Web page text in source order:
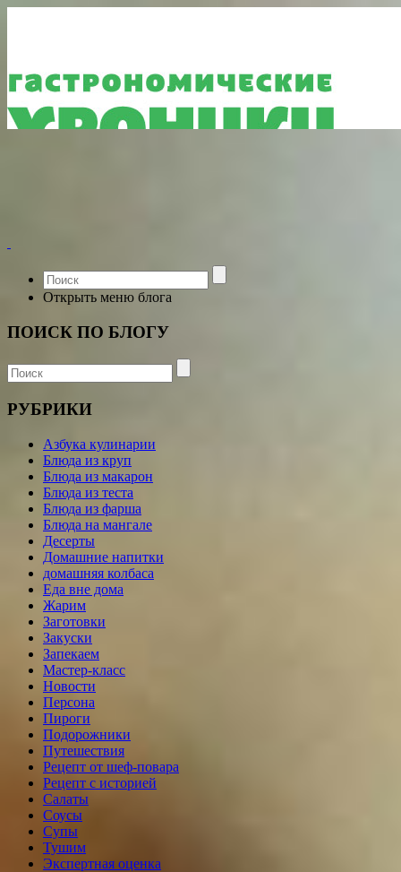
Открыть меню блога
ПОИСК ПО БЛОГУ
РУБРИКИ
Азбука кулинарии
Блюда из круп
Блюда из макарон
Блюда из теста
Блюда из фарша
Блюда на мангале
Десерты
Домашние напитки
домашняя колбаса
Еда вне дома
Жарим
Заготовки
Закуски
Запекаем
Мастер-класс
Новости
Персона
Пироги
Подорожники
Путешествия
Рецепт от шеф-повара
Рецепт с историей
Салаты
Соусы
Супы
Тушим
Экспертная оценка